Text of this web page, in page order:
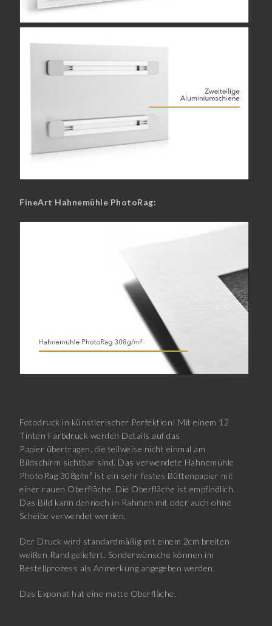
FineArt Hahnemühle PhotoRag:
Fotodruck in künstlerischer Perfektion! Mit einem 12
Tinten Farbdruck werden Details auf das
Papier übertragen, die teilweise nicht einmal am
Bildschirm sichtbar sind. Das verwendete Hahnemühle
PhotoRag 308g/m² ist ein sehr festes Büttenpapier mit
einer rauen Oberfläche. Die Oberfläche ist empfindlich.
Das Bild kann dennoch in Rahmen mit oder auch ohne
Scheibe verwendet werden.
Der Druck wird standardmäßig mit einem 2cm breiten
weißen Rand geliefert. Sonderwünsche können im
Bestellprozess als Anmerkung angegeben werden.
Das Exponat hat eine matte Oberfläche.